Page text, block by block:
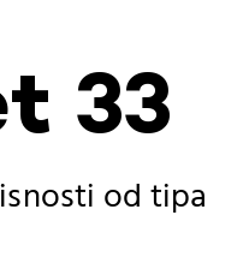
33
od tipa